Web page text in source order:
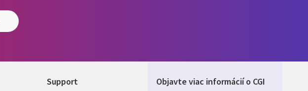
Support Objavte viac informácií o CGI